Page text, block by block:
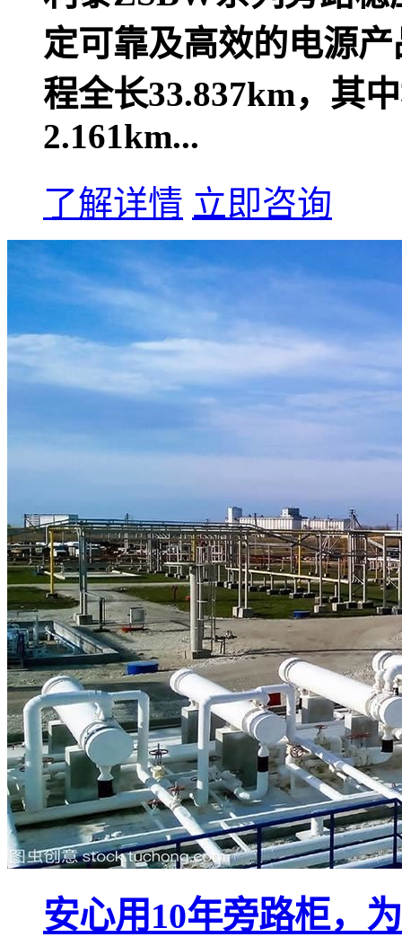
定可靠及高效的电源
程全长33.837km，其
2.161km...
了解详情 立即咨询
安心用10年旁路柜，